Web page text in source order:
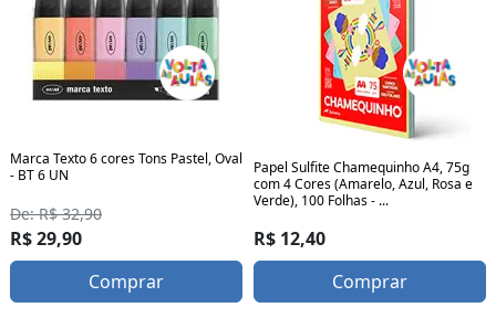
Marca Texto 6 cores Tons Pastel, Oval
- BT 6 UN
De: R$ 32,90
R$ 29,90
Comprar
Papel Sulfite Chamequinho A4, 75g
com 4 Cores (Amarelo, Azul, Rosa e
Verde), 100 Folhas - ...
R$ 12,40
Comprar